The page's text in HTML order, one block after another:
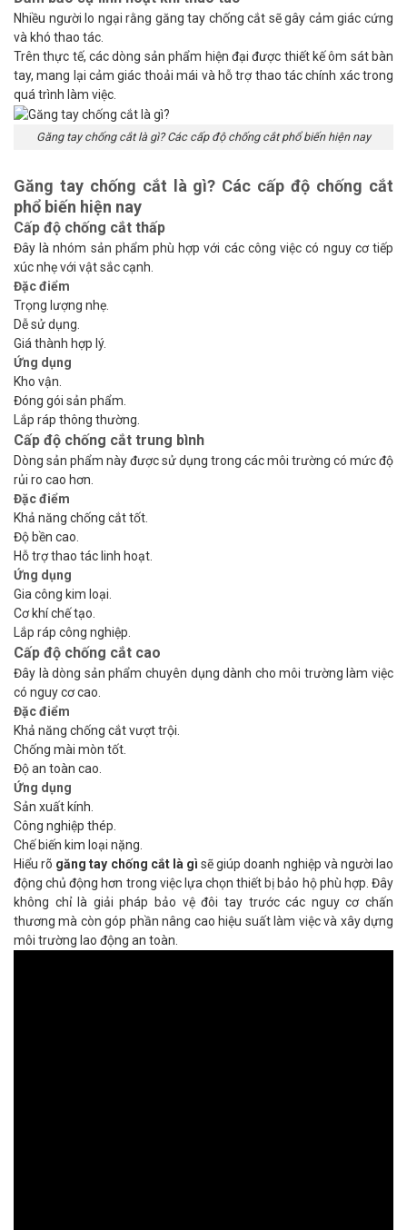
Nhiều người lo ngại rằng găng tay chống cắt sẽ gây cảm giác cứng
và khó thao tác.
Trên thực tế, các dòng sản phẩm hiện đại được thiết kế ôm sát bàn
tay, mang lại cảm giác thoải mái và hỗ trợ thao tác chính xác trong
quá trình làm việc.
Găng tay chống cắt là gì? Các cấp độ chống cắt phổ biến hiện nay
Găng tay chống cắt là gì? Các cấp độ chống cắt
phổ biến hiện nay
Cấp độ chống cắt thấp
Đây là nhóm sản phẩm phù hợp với các công việc có nguy cơ tiếp
xúc nhẹ với vật sắc cạnh.
Đặc điểm
Trọng lượng nhẹ.
Dễ sử dụng.
Giá thành hợp lý.
Ứng dụng
Kho vận.
Đóng gói sản phẩm.
Lắp ráp thông thường.
Cấp độ chống cắt trung bình
Dòng sản phẩm này được sử dụng trong các môi trường có mức độ
rủi ro cao hơn.
Đặc điểm
Khả năng chống cắt tốt.
Độ bền cao.
Hỗ trợ thao tác linh hoạt.
Ứng dụng
Gia công kim loại.
Cơ khí chế tạo.
Lắp ráp công nghiệp.
Cấp độ chống cắt cao
Đây là dòng sản phẩm chuyên dụng dành cho môi trường làm việc
có nguy cơ cao.
Đặc điểm
Khả năng chống cắt vượt trội.
Chống mài mòn tốt.
Độ an toàn cao.
Ứng dụng
Sản xuất kính.
Công nghiệp thép.
Chế biến kim loại nặng.
Hiểu rõ găng tay chống cắt là gì sẽ giúp doanh nghiệp và người lao
động chủ động hơn trong việc lựa chọn thiết bị bảo hộ phù hợp. Đây
không chỉ là giải pháp bảo vệ đôi tay trước các nguy cơ chấn
thương mà còn góp phần nâng cao hiệu suất làm việc và xây dựng
môi trường lao động an toàn.